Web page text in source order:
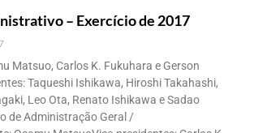
– Exercício de 2017
Matsuo, Carlos K. Fukuhara e Gerson
Taqueshi Ishikawa, Hiroshi Takahashi,
Leo Ota, Renato Ishikawa e Sadao
de Administração Geral /